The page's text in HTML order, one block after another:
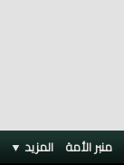
منبر الأمة المزيد ▼